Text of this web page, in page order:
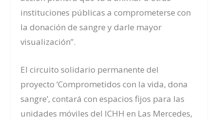
instituciones públicas a comprometerse con
la donación de sangre y darle mayor
visualización”.
El circuito solidario permanentedel
proyecto‘Comprometidos con la vida, dona
sangre’,contará con espacios fijos para las
unidades móviles del ICHH en Las Mercedes,